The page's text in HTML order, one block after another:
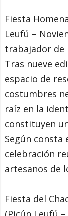
Fiesta
Leufú –
trabajador de
Tras nueve
espacio de
costumbres
raíz en la
constituyen
Según consta
celebración
artesanos de
Fiesta del